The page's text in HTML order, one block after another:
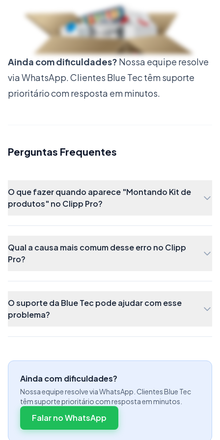
você está montando, no exemplo abaixo, uma
cesta natalina.
Digite o nome do produto que deseja incluir e
Ainda com dificuldades? Nossa equipe resolve
via WhatsApp. Clientes Blue Tec têm suporte
prioritário com resposta em minutos.
Perguntas Frequentes
O que fazer quando aparece "Montando Kit de
produtos" no Clipp Pro?
Qual a causa mais comum desse erro no Clipp
Pro?
O suporte da Blue Tec pode ajudar com esse
problema?
Ainda com dificuldades?
Nossa equipe resolve via WhatsApp. Clientes Blue Tec
têm suporte prioritário com resposta em minutos.
Falar no WhatsApp